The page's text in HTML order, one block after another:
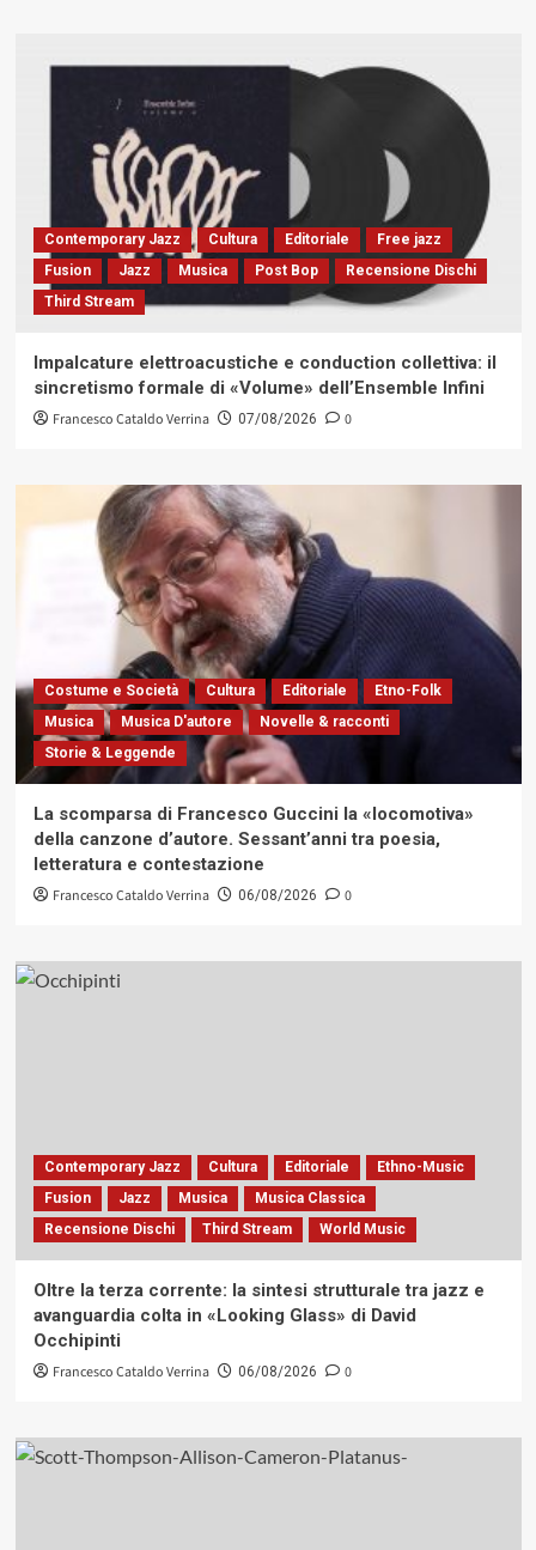
Contemporary Jazz Cultura Editoriale
Free jazz
Fusion
Jazz Musica Post Bop
Recensione Dischi
Third Stream
Impalcature elettroacustiche e conduction collettiva: il
sincretismo formale di «Volume» dell’Ensemble Infini
Francesco Cataldo Verrina 07/08/2026 0
Costume e Società Cultura Editoriale
Etno-Folk
Musica
Musica D'autore
Novelle & racconti
Storie & Leggende
La scomparsa di Francesco Guccini la «locomotiva»
della canzone d’autore. Sessant’anni tra poesia,
letteratura e contestazione
Francesco Cataldo Verrina 06/08/2026 0
Contemporary Jazz Cultura Editoriale
Ethno-Music
Fusion
Jazz Musica
Musica Classica
Recensione Dischi
Third Stream World Music
Oltre la terza corrente: la sintesi strutturale tra jazz e
avanguardia colta in «Looking Glass» di David
Occhipinti
Francesco Cataldo Verrina 06/08/2026 0